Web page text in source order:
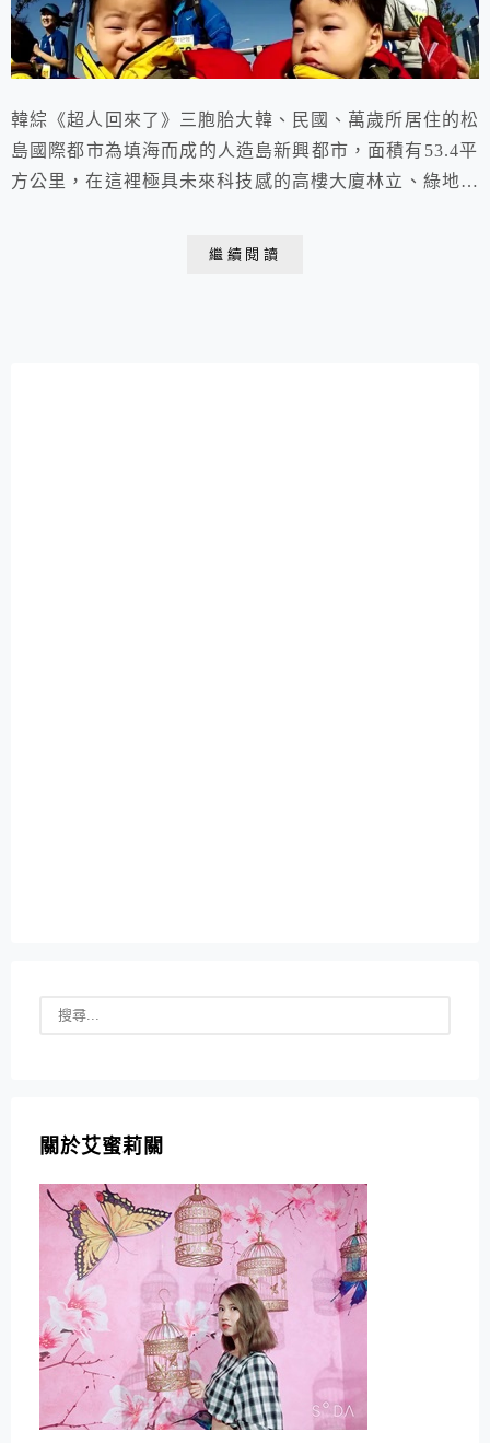
韓綜《超人回來了》三胞胎大韓、民國、萬歲所居住的松
島國際都市為填海而成的人造島新興都市，面積有53.4平
方公里，在這裡極具未來科技感的高樓大廈林立、綠地覆
繼續閱讀
關於艾蜜莉關